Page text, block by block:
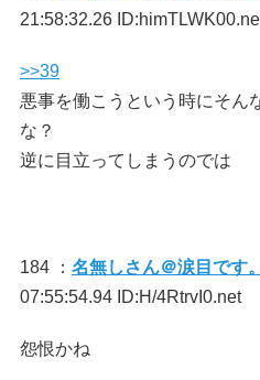
21:58:32.26
>>39
悪事を働こうという時にそん
な？
逆に目立ってしまうのでは
184 ： 名無しさん＠涙目です。
07:55:54.94 ID:H/4RtrvI0.net
怨恨かね